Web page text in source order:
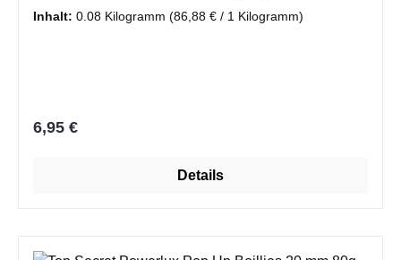
schwimmend Carp Pop Up's besitzen eine sehr
Inhalt: 0.08 Kilogramm (86,88 € / 1 Kilogramm)
Regulärer Preis:
6,95 €
Details